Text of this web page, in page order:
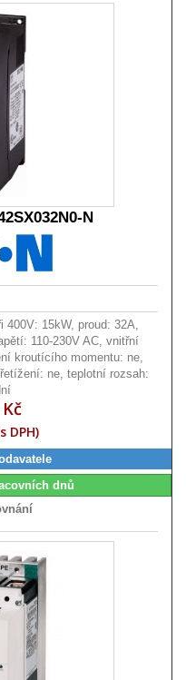
N
400V: 15kW, proud: 32A,
110-230V AC, vnitřní
kroutícího momentu: ne,
ne, teplotní rozsah:
DPH)
dnů